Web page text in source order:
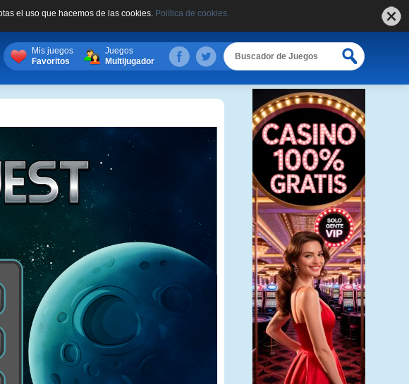
el uso que hacemos de las cookies. Política de cookies.
Mis juegos
Favoritos
Juegos
Multijugador